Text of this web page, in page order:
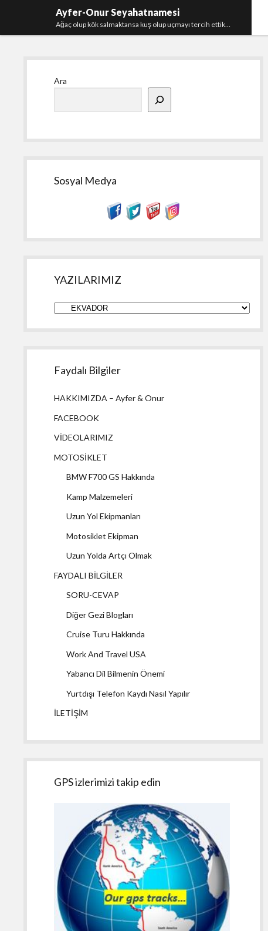
Ayfer-Onur Seyahatnamesi
Ağaç olup kök salmaktansa kuş olup uçmayı tercih ettik…
Ara
Sosyal Medya
YAZILARIMIZ
YAZILARIMIZ
Faydalı Bilgiler
HAKKIMIZDA – Ayfer & Onur
FACEBOOK
VİDEOLARIMIZ
MOTOSİKLET
BMW F700 GS Hakkında
Kamp Malzemeleri
Uzun Yol Ekipmanları
Motosiklet Ekipman
Uzun Yolda Artçı Olmak
FAYDALI BİLGİLER
SORU-CEVAP
Diğer Gezi Blogları
Cruise Turu Hakkında
Work And Travel USA
Yabancı Dil Bilmenin Önemi
Yurtdışı Telefon Kaydı Nasıl Yapılır
İLETİŞİM
GPS izlerimizi takip edin